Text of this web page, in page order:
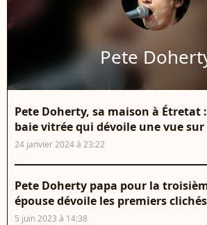
Pete
Pete Doherty, sa maison à Étretat
baie vitrée qui dévoile une vue sur
24 janvier 2024 à 23:22
Pete Doherty papa pour la
épouse dévoile les premiers
5 juin 2023 à 14:38